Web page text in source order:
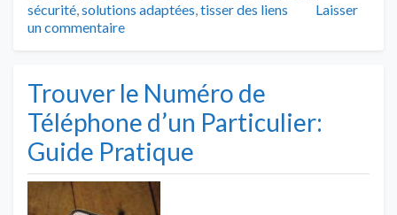
sécurité,solutions adaptées,tisser des liens
Laisser
un commentaire
Trouver le Numéro de
Téléphone d’un Particulier:
Guide Pratique